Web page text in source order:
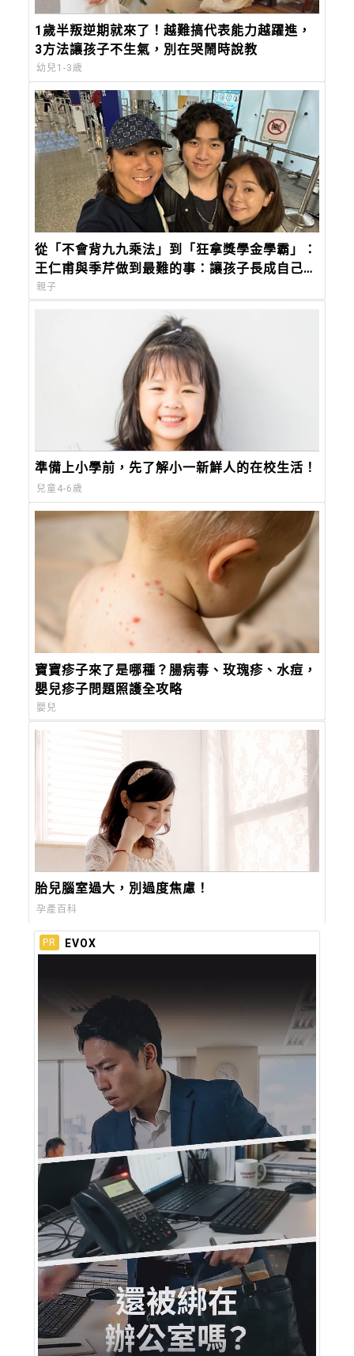
1歲半叛逆期就來了！越難搞代表能力越躍進，
3方法讓孩子不生氣，別在哭鬧時說教
幼兒1-3歲
從「不會背九九乘法」到「狂拿獎學金學霸」：
王仁甫與季芹做到最難的事：讓孩子長成自己的
樣子
親子
準備上小學前，先了解小一新鮮人的在校生活！
兒童4-6歲
寶寶疹子來了是哪種？腸病毒、玫瑰疹、水痘，
嬰兒疹子問題照護全攻略
嬰兒
胎兒腦室過大，別過度焦慮！
孕產百科
PR EVOX